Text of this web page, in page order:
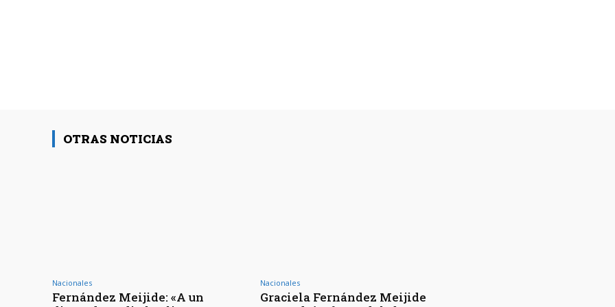
OTRAS NOTICIAS
Nacionales
Fernández Meijide: «A un
Nacionales
Graciela Fernández Meijide